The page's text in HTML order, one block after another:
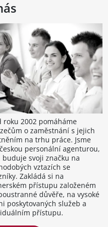
roku 2002 pomáháme
o zaměstnání s jejich
na trhu práce. Jsme
personální agenturou,
buduje svoji značku na
vztazích se
Zakládá si na
přístupu založeném
důvěře, na vysoké
poskytovaných služeb a
přístupu.